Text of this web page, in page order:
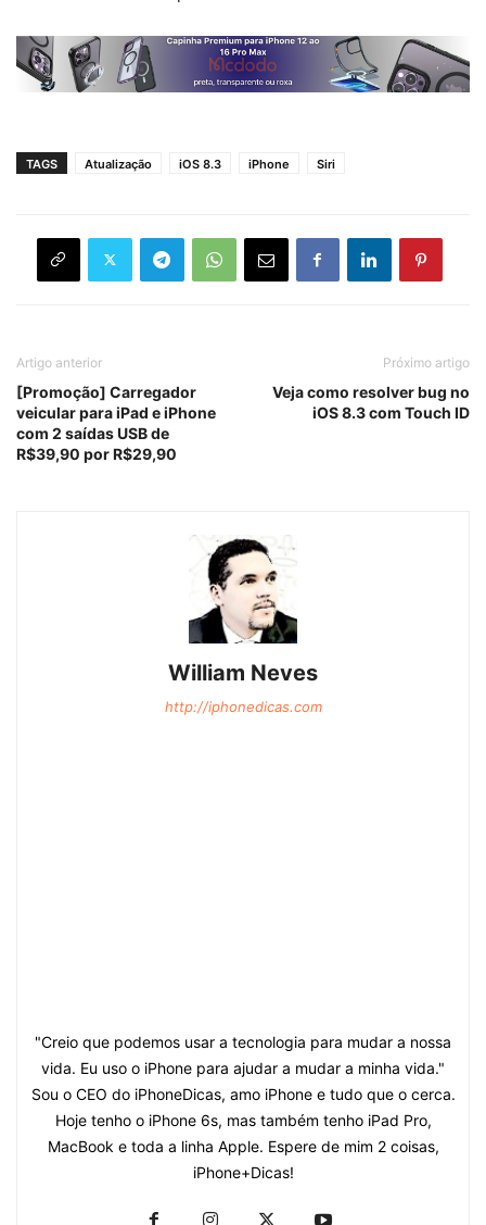
TAGS Atualização iOS 8.3 iPhone Siri
Artigo anterior
[Promoção] Carregador
veicular para iPad e iPhone
com 2 saídas USB de
R$39,90 por R$29,90
Próximo artigo
Veja como resolver bug no
iOS 8.3 com Touch ID
William Neves
http://iphonedicas.com
"Creio que podemos usar a tecnologia para mudar a nossa
vida. Eu uso o iPhone para ajudar a mudar a minha vida."
Sou o CEO do iPhoneDicas, amo iPhone e tudo que o cerca.
Hoje tenho o iPhone 6s, mas também tenho iPad Pro,
MacBook e toda a linha Apple. Espere de mim 2 coisas,
iPhone+Dicas!